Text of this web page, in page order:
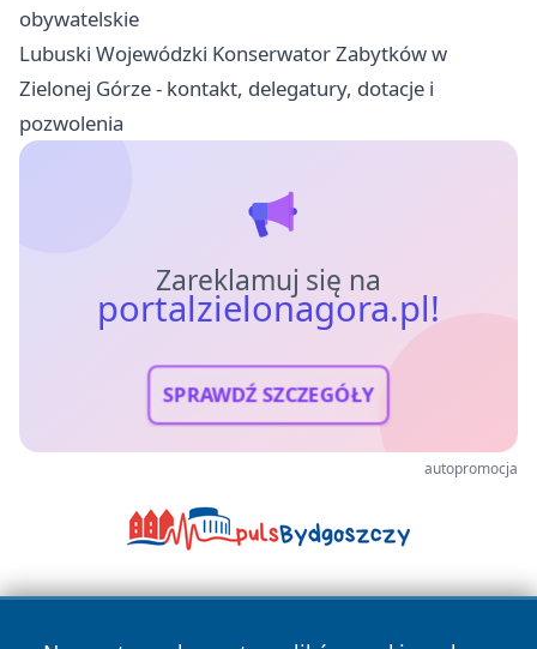
obywatelskie
Lubuski Wojewódzki Konserwator Zabytków w
Zielonej Górze - kontakt, delegatury, dotacje i
pozwolenia
Zareklamuj się na
portalzielonagora.pl!
SPRAWDŹ SZCZEGÓŁY
autopromocja